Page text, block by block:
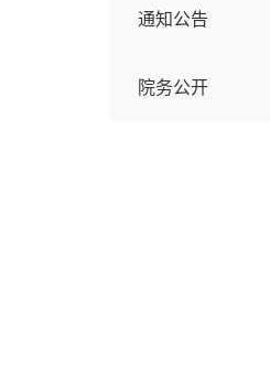
通知公告
院务公开